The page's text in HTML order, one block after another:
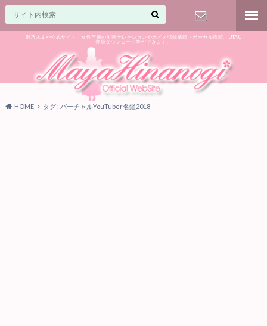
雛乃木まや公式サイト。女性声優の動画ナレーションやボイス収録依頼・ボーカル依頼、UTAU
音源ダウンロード等ができます。
気軽に♪
HOME タグ : バーチャルYouTuber名鑑2018